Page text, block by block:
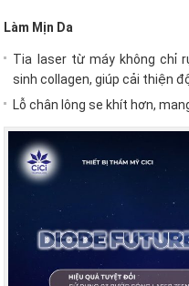
Làm Mịn Da
Tia laser từ máy không chỉ
sinh collagen, giúp cải thiện
Lỗ chân lông se khít hơn,